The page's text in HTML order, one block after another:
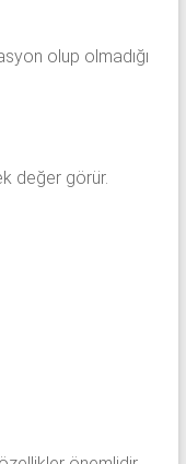
olup olmadığı
değer görür.